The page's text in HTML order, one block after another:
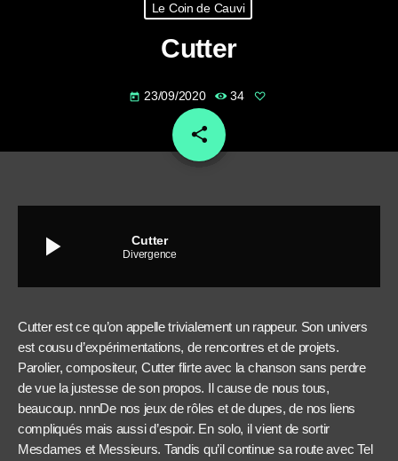
Le Coin de Cauvi
Cutter
today 23/09/2020 34
share
email
play_arrow Cutter
Divergence
Cutter est ce qu’on appelle trivialement un rappeur. Son univers
est cousu d’expérimentations, de rencontres et de projets.
Parolier, compositeur, Cutter flirte avec la chanson sans perdre
de vue la justesse de son propos. Il cause de nous tous,
beaucoup. nnnDe nos jeux de rôles et de dupes, de nos liens
compliqués mais aussi d’espoir. En solo, il vient de sortir
Mesdames et Messieurs. Tandis qu’il continue sa route avec Tel